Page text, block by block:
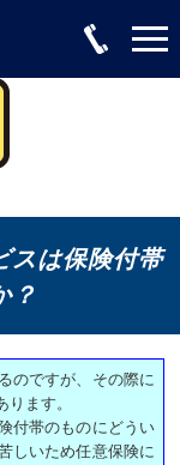
スは保険付帯
？
のですが、その際に
ます。
付帯のものにどうい
しいため任意保険に